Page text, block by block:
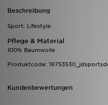
Beschreibung
Sport: Lifestyle
Pflege & Material
100% Baumwolle
Produktcode:
Kundenbewertungen